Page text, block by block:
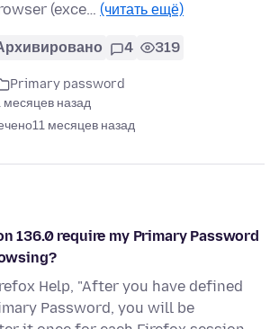
(exce… (читать ещё)
4 319
Primary password
месяцев назад
11 месяцев назад
136.0 require my Primary Password
Help, "After you have defined
Password, you will be